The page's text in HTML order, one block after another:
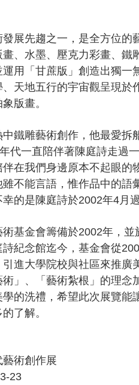
展先趨之一，是全方位的
、水墨、壓克力彩畫、鐵
用「甘蔗版」創造出獨一
天地五行的宇宙觀呈現於
版畫。
鐵雕藝術創作，他最愛拆
代一直陪伴著陳庭詩走過
在我們身邊原本不起眼的
不能言語，惟作品中的語
的是陳庭詩於2002年4月
基金會籌備於2002年，
紀念館迄今，基金會從
進大學院校與社區來推廣
」、「藝術紮根」的理念
的洗禮，希望此次展覽能
了解。
術創作展
23